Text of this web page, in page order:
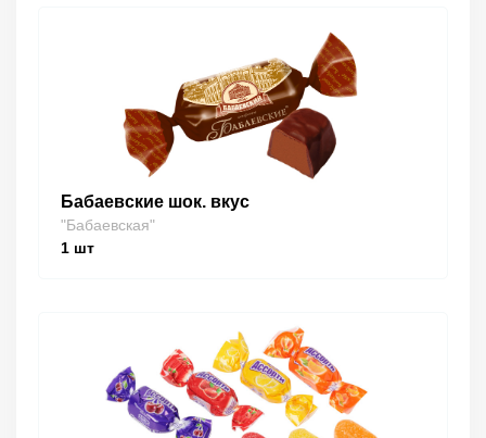
Бабаевские шок. вкус
"Бабаевская"
1 шт